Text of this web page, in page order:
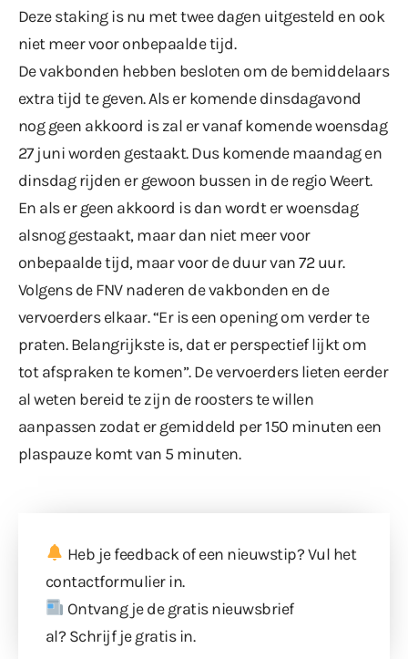
Deze staking is nu met twee dagen uitgesteld en ook
niet meer voor onbepaalde tijd.
De vakbonden hebben besloten om de bemiddelaars
extra tijd te geven. Als er komende dinsdagavond
nog geen akkoord is zal er vanaf komende woensdag
27 juni worden gestaakt. Dus komende maandag en
dinsdag rijden er gewoon bussen in de regio Weert.
En als er geen akkoord is dan wordt er woensdag
alsnog gestaakt, maar dan niet meer voor
onbepaalde tijd, maar voor de duur van 72 uur.
Volgens de FNV naderen de vakbonden en de
vervoerders elkaar. “Er is een opening om verder te
praten. Belangrijkste is, dat er perspectief lijkt om
tot afspraken te komen”. De vervoerders lieten eerder
al weten bereid te zijn de roosters te willen
aanpassen zodat er gemiddeld per 150 minuten een
plaspauze komt van 5 minuten.
Heb je feedback of een nieuwstip? Vul het
contactformulierin.
Ontvang je de gratis nieuwsbrief
al? Schrijf je gratis in.